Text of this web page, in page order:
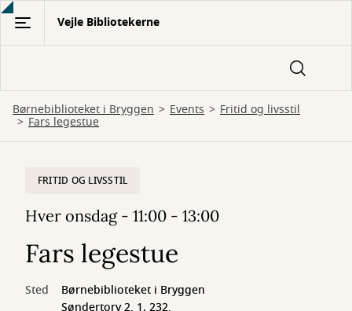
Gå
hovedindhold
Vejle Bibliotekerne
Børnebiblioteket i Bryggen Events Fritid og livsstil
Fars legestue
FRITID OG LIVSSTIL
Hver onsdag - 11:00 - 13:00
Fars legestue
Sted
Børnebiblioteket i Bryggen
Søndertorv 2, 1. 232,